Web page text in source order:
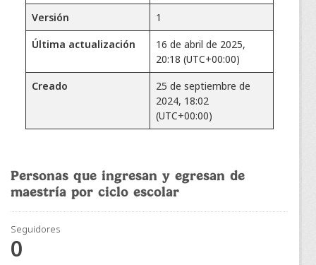
Personas que ingresan y egresan de
maestría por ciclo escolar
Seguidores
0
Versión
1
Última actualización
16 de abril de 2025,
20:18 (UTC+00:00)
Creado
25 de septiembre de
2024, 18:02
(UTC+00:00)